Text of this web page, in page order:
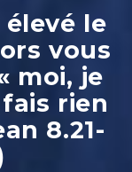
le
vous
moi, je
rien
8.21-